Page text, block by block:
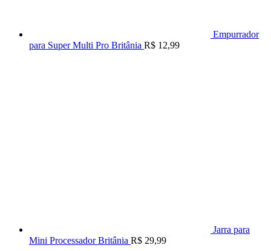
Empurrador
para Super Multi Pro Britânia R$ 12,99
Jarra para
Mini Processador Britânia R$ 29,99